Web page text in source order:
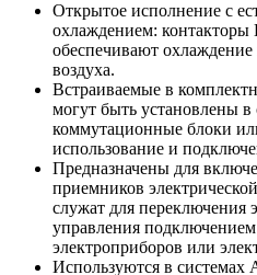
Открытое исполнение с
охлаждением:
обеспечивают
воздуха.
Встраиваемые в
могут быть установлены
коммутационные блоки
использование и
Предназначены для
приемников
служат для переключения
управления
электроприборов или
Используются в системах